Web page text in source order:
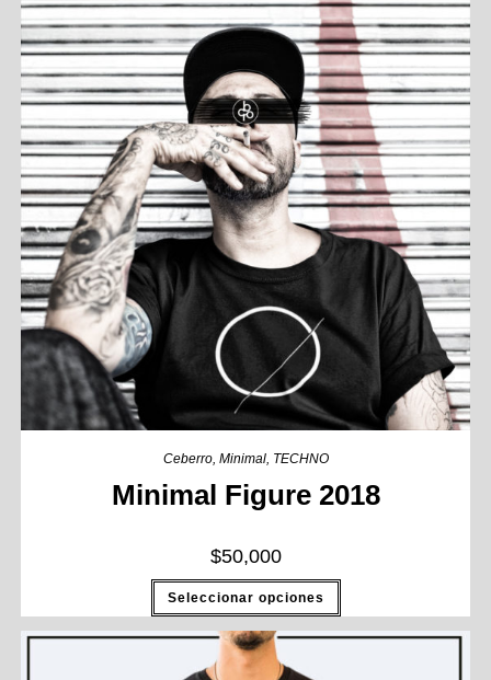
Ceberro, Minimal, TECHNO
Minimal Figure 2018
$50,000
Seleccionar opciones